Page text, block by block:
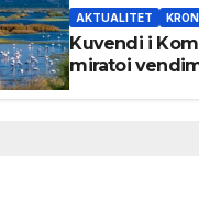
AKTUALITET
Kuvendi i
miratoi